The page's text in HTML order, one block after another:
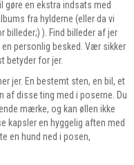
gøre en ekstra indsats med
fra hylderne (eller da vi
billeder;) ). Find billeder af jer
personlig besked. Vær sikker
betyder for jer.
jer. En bestemt sten, en bil, et
af disse ting med i poserne. Du
mærke, og kan øllen ikke
kapsler en hyggelig aften med
en hund ned i posen,